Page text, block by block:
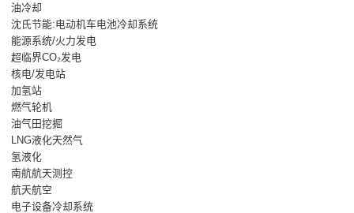
油冷却
沈氏节能:电动机车电池冷却系统
能源系统/火力发电
超临界CO₂发电
核电/发电站
加氢站
燃气轮机
油气田挖掘
LNG液化天然气
氢液化
南航航天测控
航天航空
电子设备冷却系统